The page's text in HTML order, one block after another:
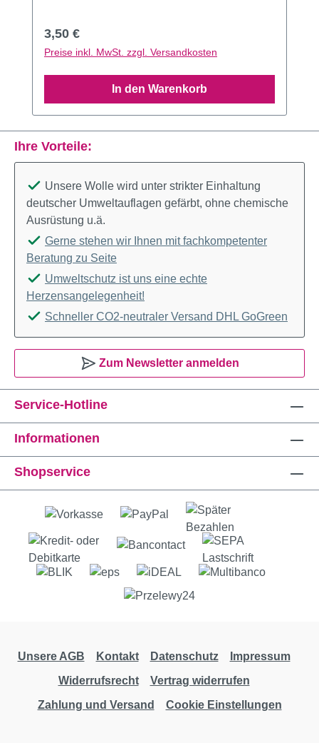
Regulärer Preis:
3,50 €
Preise inkl. MwSt. zzgl. Versandkosten
In den Warenkorb
Service-Hotline
Informationen
Shopservice
Ihre Vorteile:
Unsere Wolle wird unter strikter Einhaltung
deutscher Umweltauflagen gefärbt, ohne chemische
Ausrüstung u.ä.
Gerne stehen wir Ihnen mit fachkompetenter
Beratung zu Seite
Umweltschutz ist uns eine echte
Herzensangelegenheit!
Schneller CO2-neutraler Versand DHL GoGreen
Zum Newsletter anmelden
Unsere AGB Kontakt Datenschutz
Impressum
Widerrufsrecht
Vertrag widerrufen
Zahlung und Versand
Cookie Einstellungen